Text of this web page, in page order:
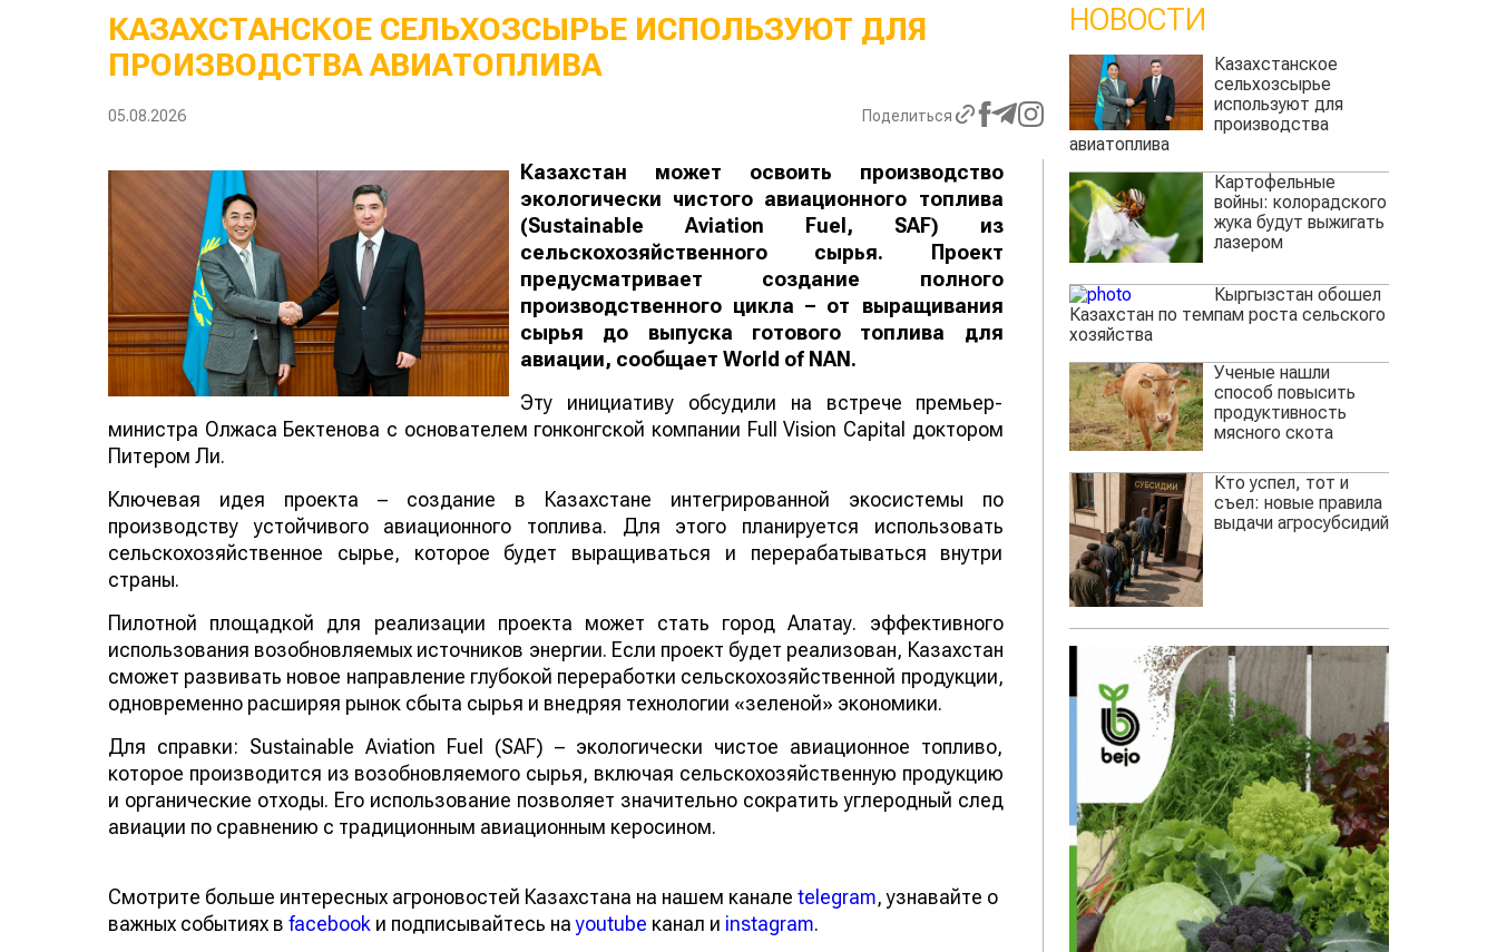
КАЗАХСТАНСКОЕ СЕЛЬХОЗСЫРЬЕ ИСПОЛЬЗУЮТ ДЛЯ
ПРОИЗВОДСТВА АВИАТОПЛИВА
05.08.2026 Поделиться
Казахстан может освоить производство
экологически чистого авиационного топлива
(Sustainable Aviation Fuel, SAF) из
сельскохозяйственного сырья. Проект
предусматривает создание полного
производственного цикла – от выращивания
сырья до выпуска готового топлива для
авиации, сообщает World of NAN .
Эту инициативу обсудили на встрече премьер-
министра Олжаса Бектенова с основателем гонконгской компании Full Vision Capital доктором
Питером Ли.
Ключевая идея проекта – создание в Казахстане интегрированной экосистемы по
производству устойчивого авиационного топлива. Для этого планируется использовать
сельскохозяйственное сырье, которое будет выращиваться и перерабатываться внутри
страны.
Пилотной площадкой для реализации проекта может стать город Алатау. эффективного
использования возобновляемых источников энергии. Если проект будет реализован, Казахстан
сможет развивать новое направление глубокой переработки сельскохозяйственной продукции,
одновременно расширяя рынок сбыта сырья и внедряя технологии «зеленой» экономики.
Для справки: Sustainable Aviation Fuel (SAF) – экологически чистое авиационное топливо,
которое производится из возобновляемого сырья, включая сельскохозяйственную продукцию
и органические отходы. Его использование позволяет значительно сократить углеродный след
авиации по сравнению с традиционным авиационным керосином.
Смотрите больше интересных агроновостей Казахстана на нашем канале telegram, узнавайте о
важных событиях в facebook и подписывайтесь наyoutube канал и instagram.
НОВОСТИ
Казахстанское
сельхозсырье
используют для
производства
авиатоплива
Картофельные
войны: колорадского
жука будут выжигать
лазером
Кыргызстан обошел
Казахстан по темпам роста сельского
хозяйства
Ученые нашли
способ повысить
продуктивность
мясного скота
Кто успел, тот и
съел: новые правила
выдачи агросубсидий